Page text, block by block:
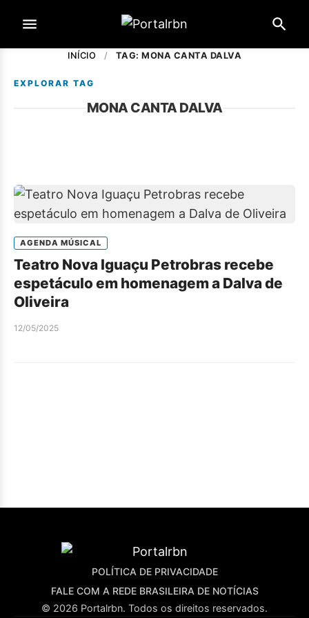
INÍCIO / TAG: MONA CANTA DALVA
EXPLORAR TAG
MONA CANTA DALVA
AGENDA MÚSICAL
Teatro Nova Iguaçu Petrobras recebe
espetáculo em homenagem a Dalva de
Oliveira
12/05/2025
POLÍTICA DE PRIVACIDADE
FALE COM A REDE BRASILEIRA DE NOTÍCIAS
© 2026 Portalrbn. Todos os direitos reservados.